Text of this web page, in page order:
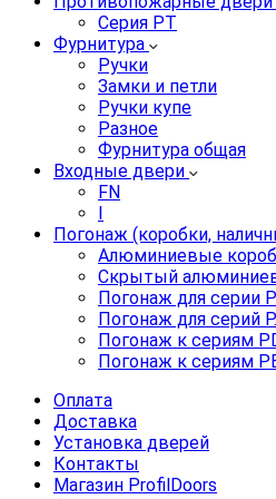
Серия PT
Фурнитура
Ручки
Замки и петли
Ручки купе
Разное
Фурнитура общая
Входные двери
FN
I
Погонаж (коробки,
Алюминиевые
Скрытый
Погонаж для серии
Погонаж для серий
Погонаж к сериям
Погонаж к сериям PE,
Оплата
Доставка
Установка дверей
Контакты
Магазин ProfilDoors